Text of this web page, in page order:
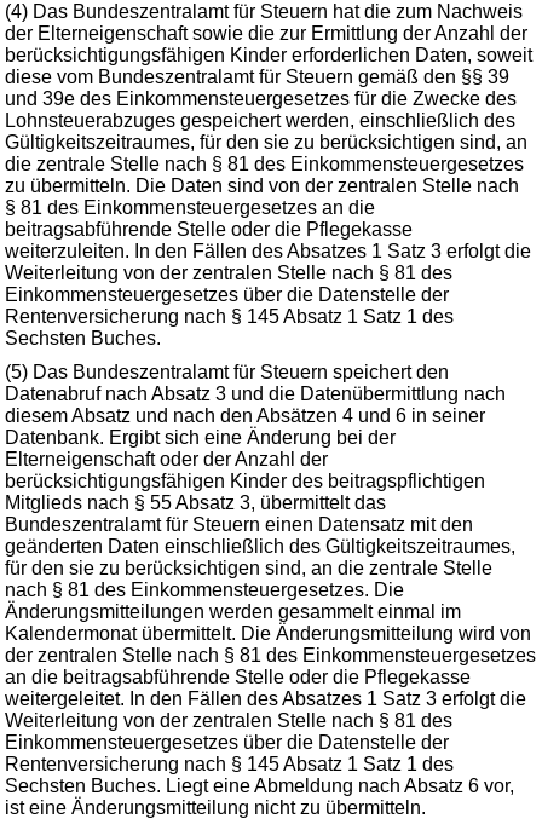
(4) Das Bundeszentralamt für Steuern hat die zum Nachweis
der Elterneigenschaft sowie die zur Ermittlung der Anzahl der
berücksichtigungsfähigen Kinder erforderlichen Daten, soweit
diese vom Bundeszentralamt für Steuern gemäß den §§ 39
und 39e des Einkommensteuergesetzes für die Zwecke des
Lohnsteuerabzuges gespeichert werden, einschließlich des
Gültigkeitszeitraumes, für den sie zu berücksichtigen sind, an
die zentrale Stelle nach § 81 des Einkommensteuergesetzes
zu übermitteln. Die Daten sind von der zentralen Stelle nach
§ 81 des Einkommensteuergesetzes an die
beitragsabführende Stelle oder die Pflegekasse
weiterzuleiten. In den Fällen des Absatzes 1 Satz 3 erfolgt die
Weiterleitung von der zentralen Stelle nach § 81 des
Einkommensteuergesetzes über die Datenstelle der
Rentenversicherung nach § 145 Absatz 1 Satz 1 des
Sechsten Buches.
(5) Das Bundeszentralamt für Steuern speichert den
Datenabruf nach Absatz 3 und die Datenübermittlung nach
diesem Absatz und nach den Absätzen 4 und 6 in seiner
Datenbank. Ergibt sich eine Änderung bei der
Elterneigenschaft oder der Anzahl der
berücksichtigungsfähigen Kinder des beitragspflichtigen
Mitglieds nach § 55 Absatz 3, übermittelt das
Bundeszentralamt für Steuern einen Datensatz mit den
geänderten Daten einschließlich des Gültigkeitszeitraumes,
für den sie zu berücksichtigen sind, an die zentrale Stelle
nach § 81 des Einkommensteuergesetzes. Die
Änderungsmitteilungen werden gesammelt einmal im
Kalendermonat übermittelt. Die Änderungsmitteilung wird von
der zentralen Stelle nach § 81 des Einkommensteuergesetzes
an die beitragsabführende Stelle oder die Pflegekasse
weitergeleitet. In den Fällen des Absatzes 1 Satz 3 erfolgt die
Weiterleitung von der zentralen Stelle nach § 81 des
Einkommensteuergesetzes über die Datenstelle der
Rentenversicherung nach § 145 Absatz 1 Satz 1 des
Sechsten Buches. Liegt eine Abmeldung nach Absatz 6 vor,
ist eine Änderungsmitteilung nicht zu übermitteln.